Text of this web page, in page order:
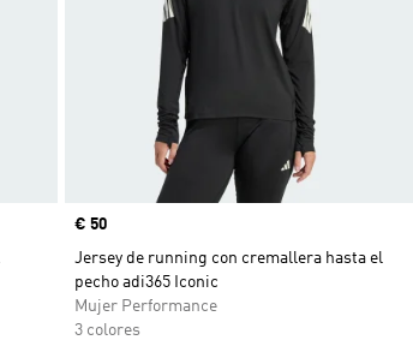
Precio
€ 50
Jersey de running con cremallera hasta el
pecho adi365 Iconic
Mujer Performance
3 colores